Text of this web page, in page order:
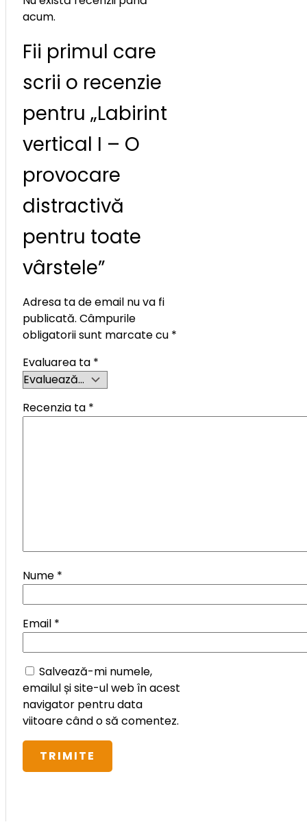
acum.
Fii primul care
scrii o recenzie
pentru „Labirint
vertical I – O
provocare
distractivă
pentru toate
vârstele”
Adresa ta de email nu va fi
publicată. Câmpurile
obligatorii sunt marcate cu *
Evaluarea ta *
Recenzia ta *
Nume *
Email *
Salvează-mi numele,
emailul și site-ul web în acest
navigator pentru data
viitoare când o să comentez.